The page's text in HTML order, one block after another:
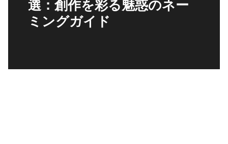
選：創作を彩る魅惑のネー
ミングガイド